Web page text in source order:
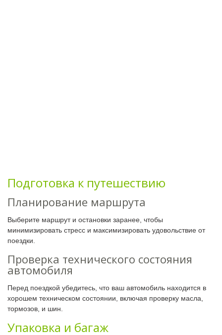
Подготовка к путешествию
Планирование маршрута
Выберите маршрут и остановки заранее, чтобы
минимизировать стресс и максимизировать удовольствие от
поездки.
Проверка технического состояния
автомобиля
Перед поездкой убедитесь, что ваш автомобиль находится в
хорошем техническом состоянии, включая проверку масла,
тормозов, и шин.
Упаковка и багаж